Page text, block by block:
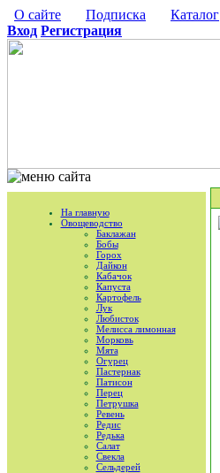
О сайте Подписка Каталог
Вход Регистрация
На главную
Овощеводство
Баклажан
Бобы
Горох
Дайкон
Кабачок
Капуста
Картофель
Лук
Любисток
Мелисса лимонная
Морковь
Мята
Огурец
Пастернак
Патисон
Перец
Петрушка
Ревень
Редис
Редька
Салат
Свекла
Сельдерей